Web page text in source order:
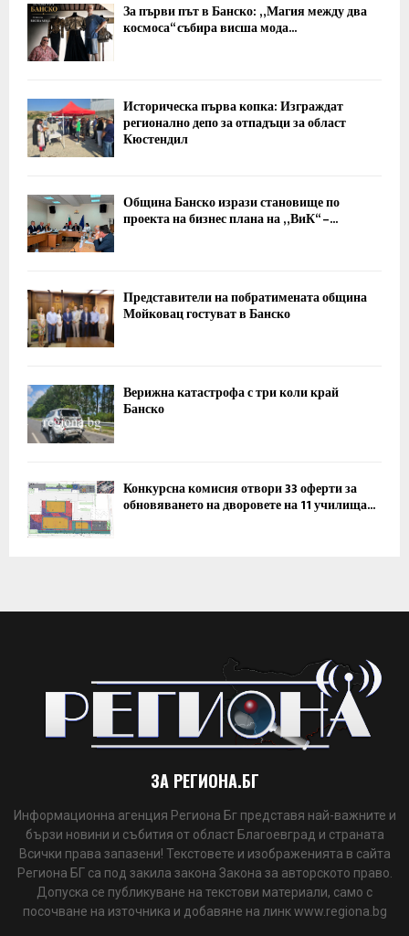
За първи път в Банско: „Магия между два
космоса“ събира висша мода...
Историческа първа копка: Изграждат
регионално депо за отпадъци за област
Кюстендил
Община Банско изрази становище по
проекта на бизнес плана на „ВиК“ –...
Представители на побратимената община
Мойковац гостуват в Банско
Верижна катастрофа с три коли край
Банско
Конкурсна комисия отвори 33 оферти за
обновяването на дворовете на 11 училища...
ЗА РЕГИОНА.БГ
Информационна агенция Региона Бг представя най-важните и
бързи новини и събития от област Благоевград и страната
Всички права запазени! Текстовете и изображенията в сайта
Региона БГ са под закила закона Закона за авторското право.
Допуска се публикуване на текстови материали, само с
посочване на източника и добавяне на линк www.regiona.bg